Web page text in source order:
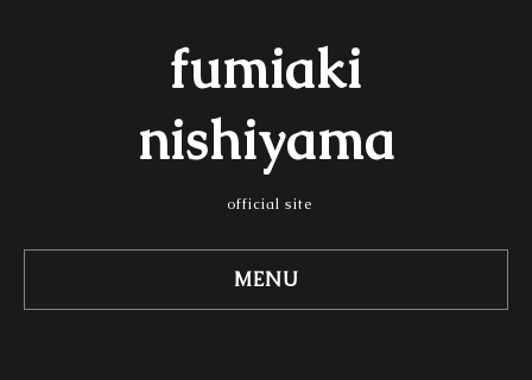
fumiaki
nishiyama
official site
MENU